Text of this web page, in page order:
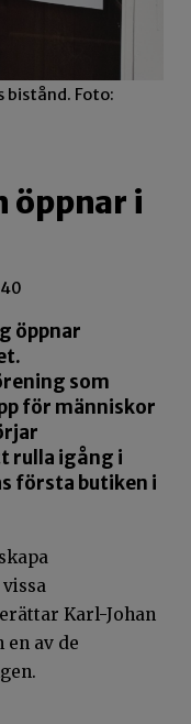
bistånd. Foto:
öppnar i
öppnar
som
för människor
rulla igång i
första butiken i
Karl-Johan
av de